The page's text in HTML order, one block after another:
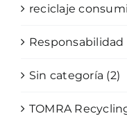
reciclaje
Responsabilidad
Sin categoría (2)
TOMRA